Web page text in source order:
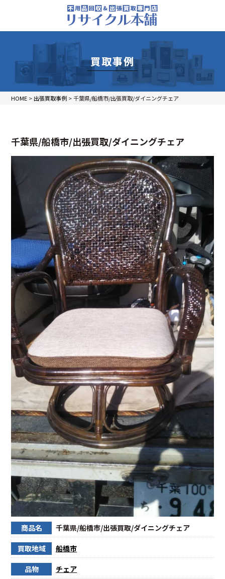
買取事例
HOME > 出張買取事例 >千葉県/船橋市/出張買取/ダイニングチェア
千葉県/船橋市/出張買取/ダイニングチェア
商品名 千葉県/船橋市/出張買取/ダイニングチェア
買取地域 船橋市
品物 チェア